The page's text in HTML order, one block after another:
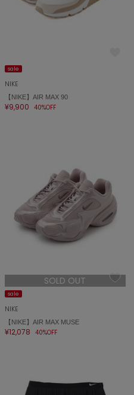
sale
NIKE
【NIKE】AIR MAX 90
¥9,900 40%OFF
SOLD OUT
sale
NIKE
【NIKE】AIR MAX MUSE
¥12,078 40%OFF